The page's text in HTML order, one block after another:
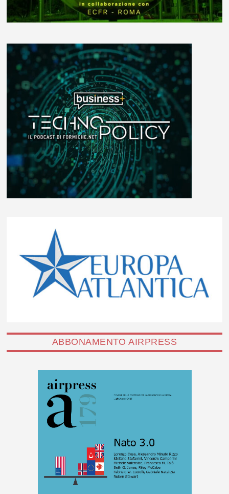
ABBONAMENTO AIRPRESS